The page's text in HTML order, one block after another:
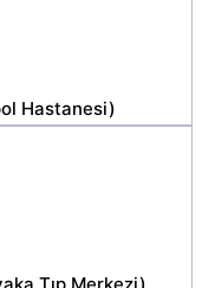
Hastanesi)
Tıp Merkezi)